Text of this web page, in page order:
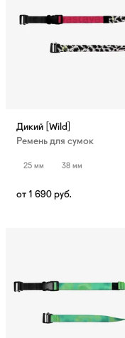
Дикий [Wild]
Ремень для сумок
25 мм 38 мм
от 1 690 руб.